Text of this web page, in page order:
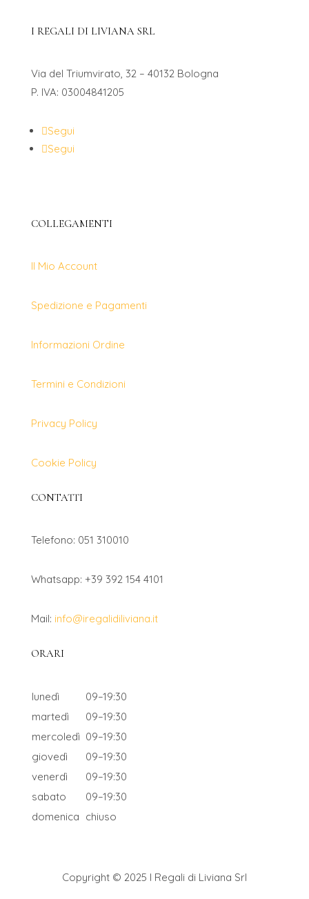
I REGALI DI LIVIANA SRL
Via del Triumvirato, 32 – 40132 Bologna
P. IVA: 03004841205
Segui
Segui
COLLEGAMENTI
Il Mio Account
Spedizione e Pagamenti
Informazioni Ordine
Termini e Condizioni
Privacy Policy
Cookie Policy
CONTATTI
Telefono: 051 310010
Whatsapp: +39 392 154 4101
Mail: info@iregalidiliviana.it
ORARI
lunedì
09–19:30
martedì
09–19:30
mercoledì 09–19:30
giovedì
09–19:30
venerdì
09–19:30
sabato
09–19:30
domenica chiuso
Copyright © 2025 I Regali di Liviana Srl